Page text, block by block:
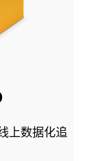
上数据化追